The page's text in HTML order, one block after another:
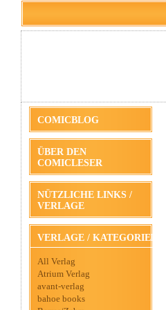
COMICBLOG
ÜBER DEN
COMICLESER
NÜTZLICHE LINKS /
VERLAGE
VERLAGE / KATEGORIEN
All Verlag
Atrium Verlag
avant-verlag
bahoe books